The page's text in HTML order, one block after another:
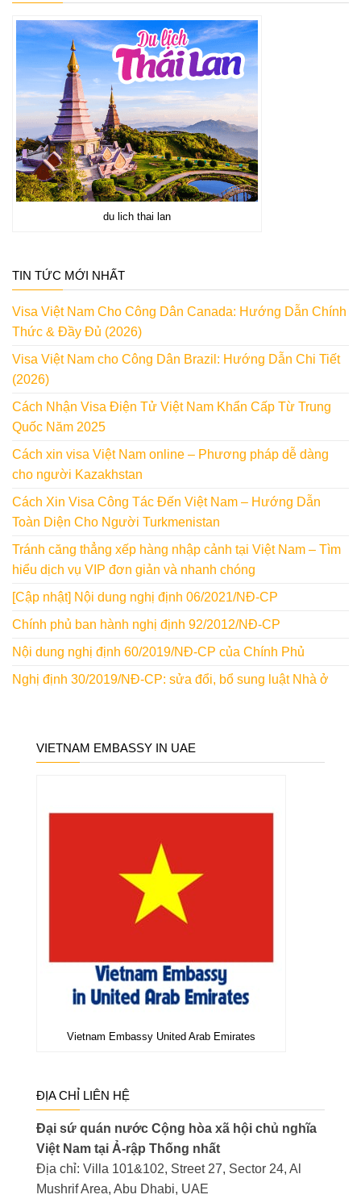
du lich thai lan
TIN TỨC MỚI NHẤT
Visa Việt Nam Cho Công Dân Canada: Hướng Dẫn Chính
Thức & Đầy Đủ (2026)
Visa Việt Nam cho Công Dân Brazil: Hướng Dẫn Chi Tiết
(2026)
Cách Nhận Visa Điện Tử Việt Nam Khẩn Cấp Từ Trung
Quốc Năm 2025
Cách xin visa Việt Nam online – Phương pháp dễ dàng
cho người Kazakhstan
Cách Xin Visa Công Tác Đến Việt Nam – Hướng Dẫn
Toàn Diện Cho Người Turkmenistan
Tránh căng thẳng xếp hàng nhập cảnh tại Việt Nam – Tìm
hiểu dịch vụ VIP đơn giản và nhanh chóng
[Cập nhật] Nội dung nghị định 06/2021/NĐ-CP
Chính phủ ban hành nghị định 92/2012/NĐ-CP
Nội dung nghị định 60/2019/NĐ-CP của Chính Phủ
Nghị định 30/2019/NĐ-CP: sửa đổi, bổ sung luật Nhà ở
VIETNAM EMBASSY IN UAE
Vietnam Embassy United Arab Emirates
ĐỊA CHỈ LIÊN HỆ
Đại sứ quán nước Cộng hòa xã hội chủ nghĩa
Việt Nam tại Ả-rập Thống nhất
Địa chỉ: Villa 101&102, Street 27, Sector 24, Al
Mushrif Area, Abu Dhabi, UAE